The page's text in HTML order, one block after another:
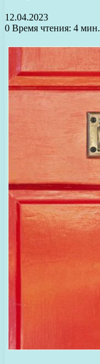
12.04.2023
0 Время чтения: 4 мин.